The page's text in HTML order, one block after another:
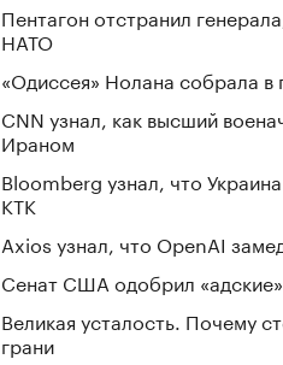
Пентагон отстранил
НАТО
«Одиссея» Нолана собрала в
CNN узнал, как высший
Ираном
Bloomberg узнал, что
КТК
Axios узнал, что OpenAI
Сенат США одобрил
Великая усталость. Почему
грани